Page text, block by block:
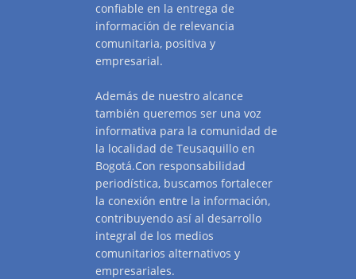
confiable en la entrega de
información de relevancia
comunitaria, positiva y
empresarial.
Además de nuestro alcance
también queremos ser una voz
informativa para la comunidad de
la localidad de Teusaquillo en
Bogotá.Con responsabilidad
periodística, buscamos fortalecer
la conexión entre la información,
contribuyendo así al desarrollo
integral de los medios
comunitarios alternativos y
empresariales.